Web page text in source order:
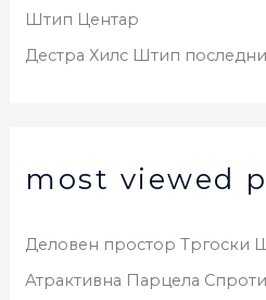
Штип Центар
Дестра Хилс Штип
most viewed
Деловен простор Тргоски
Атрактивна Парцела